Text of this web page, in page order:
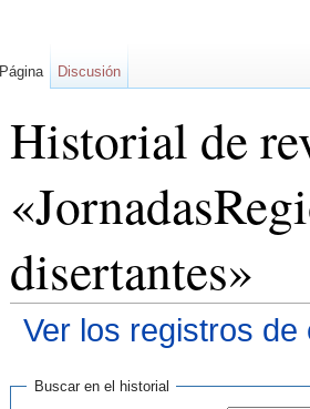
Historial de
disertantes»
Ver los registros de
Buscar en el historial
Página Discusión